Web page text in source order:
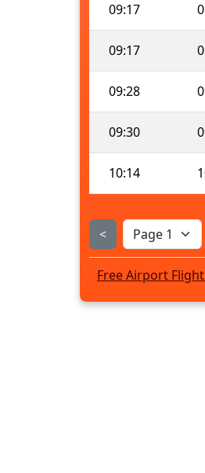
09:17
09:17
09:28
09:30
10:14
<
Free Airport